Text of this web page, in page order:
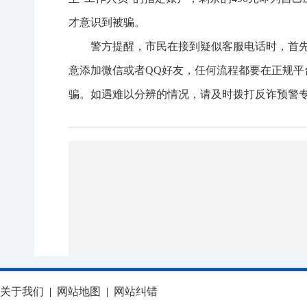
才意识到被骗。
警方提醒，市民在接到疑似客服电话时，首
意添加微信或者QQ好友，任何流程都要在正规
骗。如遇难以分辨的情况，请及时拨打反诈预警
关于我们 | 网站地图 | 网站纠错